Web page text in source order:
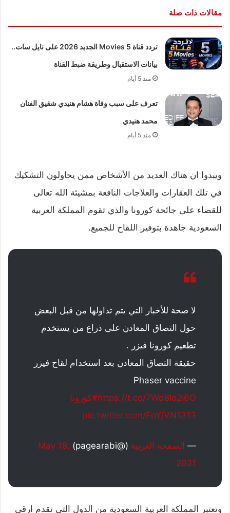
مقالات ذات صلة
تردد قناة 5 Movies الجديد 2026 على نايل سات..
بيانات الاستقبال وطريقة ضبط القناة
منذ 5 أيام
تعرف على سبب وفاة هشام هنيدي شقيق الفنان
محمد هنيدي
منذ 5 أيام
ويبدوا ان هناك العديد من الأشخاص ممن يحاولون التشكيك
في تلك العقارات والعلاجات النافعة بمشيئة الله تعالى
للقضاء على جائحة كورونا والذي تقوم المملكة العربية
السعودية جاهدة بتوفير اللقاح للجميع.
لا صحة للأخبار التي يتم تداولها من قبل البعض
حول التصاق المعادن على ذراع من يستخدم
تطعيم كورونا فيزر .
حقيقة التصاق المعادن بعد استخدام لقاح فيزر
Phaser vaccine
https://t.co/7Wd8Io2I6O#كورونا
pic.twitter.com/EoYjVN1313
— الصفحة العربية (@pagearabi)
May 18,
2021
وتعتبر المملكة العربية السعودية من الدول التي تقدم ارقى